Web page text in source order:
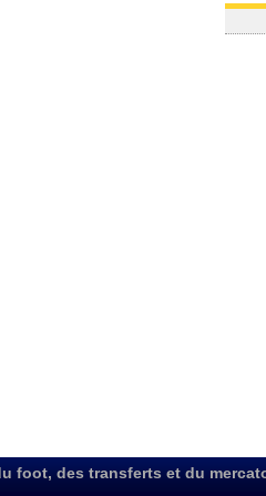
foot, des transferts et du